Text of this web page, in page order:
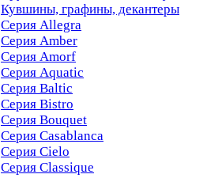
Кувшины, графины, декантеры
Серия Allegra
Серия Amber
Серия Amorf
Серия Aquatic
Серия Baltic
Серия Bistro
Серия Bouquet
Серия Casablanсa
Серия Cielo
Серия Classique